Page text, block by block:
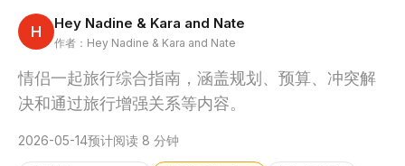
H Hey Nadine & Kara and Nate
作者：Hey Nadine & Kara and Nate
情侣一起旅行综合指南，涵盖规划、预算、冲突解
决和通过旅行增强关系等内容。
2026-05-14预计阅读 8 分钟